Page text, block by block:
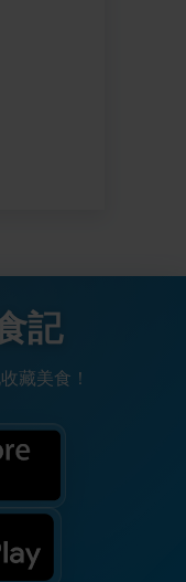
記
藏美食！